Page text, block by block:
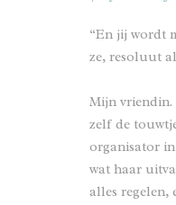
“En jij wordt
ze, resoluut
Mijn
zelf de
organisator
wat haar
alles regelen,